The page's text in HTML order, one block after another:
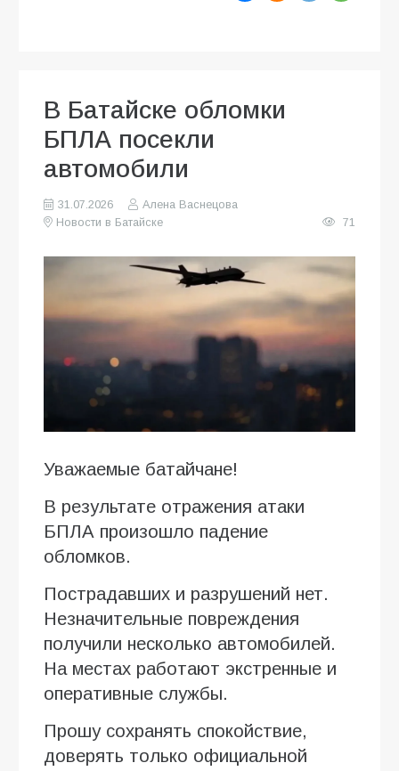
В Батайске обломки
БПЛА посекли
автомобили
31.07.2026
Алена Васнецова
Новости в Батайске
71
Уважаемые батайчане!
В результате отражения атаки
БПЛА произошло падение
обломков.
Пострадавших и разрушений нет.
Незначительные повреждения
получили несколько автомобилей.
На местах работают экстренные и
оперативные службы.
Прошу сохранять спокойствие,
доверять только официальной